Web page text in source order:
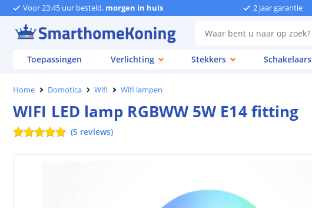
Voor 23:45 uur besteld, morgen in huis 2 jaar garantie
Toepassingen Verlichting Stekkers Schakelaars
Home Domotica Wifi Wifi lampen
WIFI LED lamp RGBWW 5W E14 fitting
(5 reviews)